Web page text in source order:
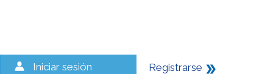
Iniciar sesión Registrarse